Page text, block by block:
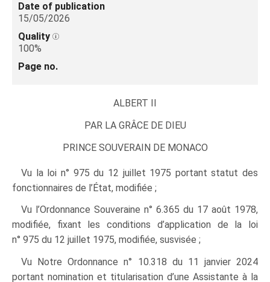
Date of publication
15/05/2026
Quality
100%
Page no.
ALBERT II
PAR LA GRÂCE DE DIEU
PRINCE SOUVERAIN DE MONACO
Vu la loi n° 975 du 12 juillet 1975 portant statut des
fonctionnaires de l’État, modifiée ;
Vu l’Ordonnance Souveraine n° 6.365 du 17 août 1978,
modifiée, fixant les conditions d’application de la loi
n° 975 du 12 juillet 1975, modifiée, susvisée ;
Vu Notre Ordonnance n° 10.318 du 11 janvier 2024
portant nomination et titularisation d’une Assistante à la